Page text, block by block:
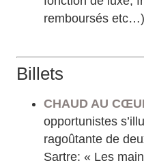
remboursés
Billets
CHAUD AU
opportunistes
ragoûtante de
Sartre: « Les